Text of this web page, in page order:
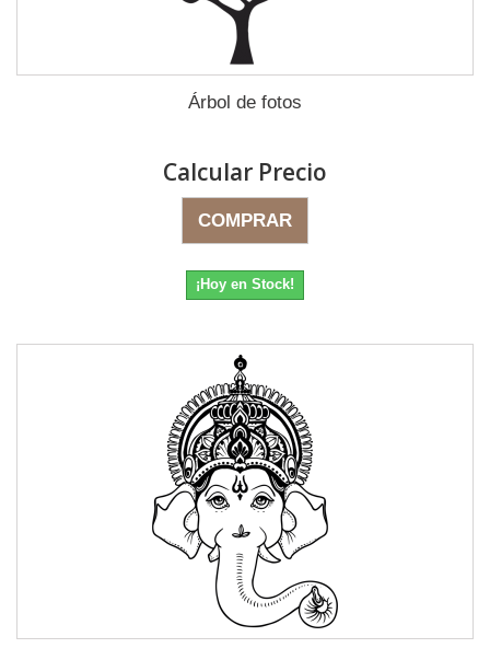
Árbol de fotos
Calcular Precio
COMPRAR
¡Hoy en Stock!